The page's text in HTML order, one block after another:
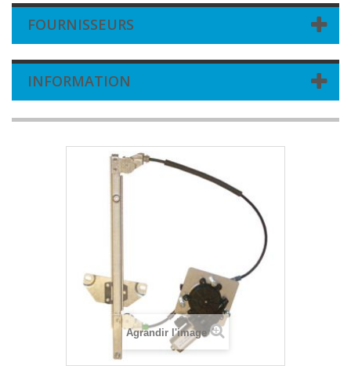
FOURNISSEURS
INFORMATION
Agrandir l'image